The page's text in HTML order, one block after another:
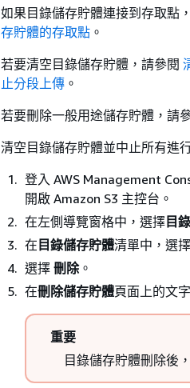
如果目錄儲存貯體連接到存取點
存貯體的存取點 。
若要清空目錄儲存貯體，請參閱
止分段上傳 。
若要刪除一般用途儲存貯體，請
清空目錄儲存貯體並中止所有進
登入 AWS Management
開啟 Amazon S3 主控台。
在左側導覽窗格中，選擇 目
在 目錄儲存貯體清單中，選
選擇 刪除。
在刪除儲存貯體頁面上的文
重要
目錄儲存貯體刪除後